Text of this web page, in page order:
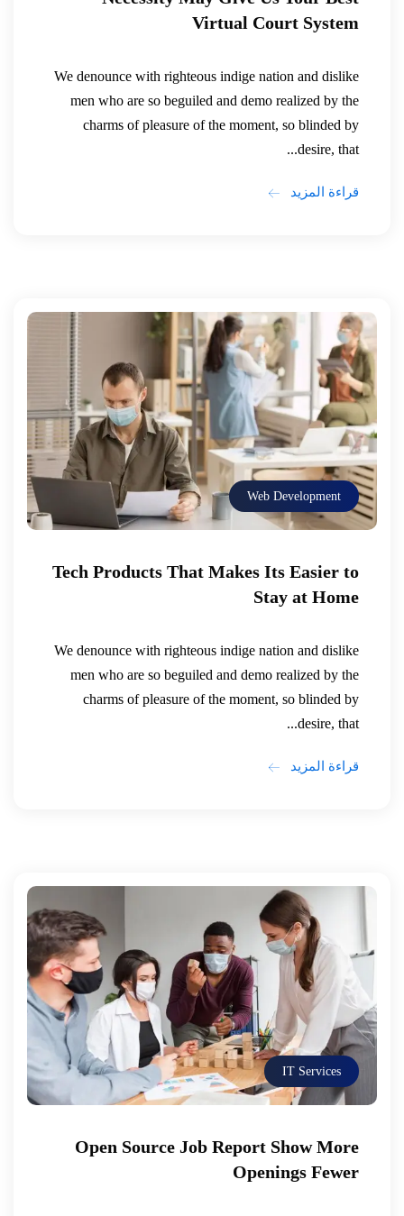
Virtual Court System
We denounce with righteous indige nation and dislike
men who are so beguiled and demo realized by the
charms of pleasure of the moment, so blinded by
desire, that...
قراءة المزيد
Web Development
Tech Products That Makes Its Easier to
Stay at Home
We denounce with righteous indige nation and dislike
men who are so beguiled and demo realized by the
charms of pleasure of the moment, so blinded by
desire, that...
قراءة المزيد
IT Services
Open Source Job Report Show More
Openings Fewer